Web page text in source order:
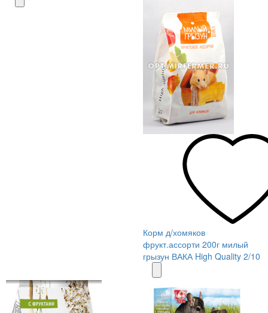
Корм д/хомяков
фрукт.ассорти 200г милый
грызун ВАКА High Quality 2/10